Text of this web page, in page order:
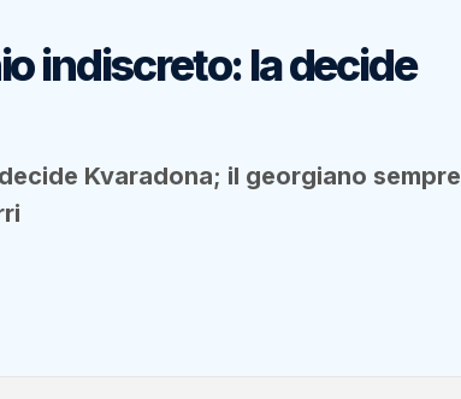
indiscreto: la decide
Kvaradona; il georgiano sempre